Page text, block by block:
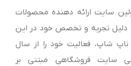
سایت ارائه‌ دهنده محصولات
دلیل تجربه و تخصص خود در این
شاپ، فعالیت خود را از سال
سایت فروشگاهی مبتنی بر